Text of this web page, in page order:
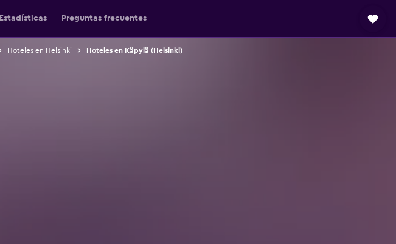
Estadísticas Preguntas frecuentes
Hoteles en Helsinki Hoteles en Käpylä (Helsinki)